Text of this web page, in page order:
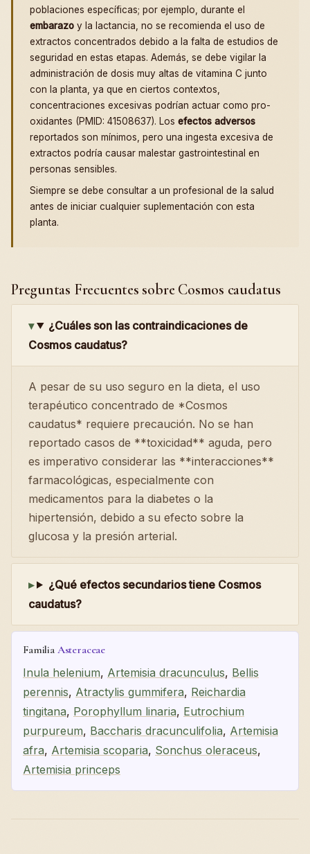
poblaciones específicas; por ejemplo, durante el
embarazo y la lactancia, no se recomienda el uso de
extractos concentrados debido a la falta de estudios de
seguridad en estas etapas. Además, se debe vigilar la
administración de dosis muy altas de vitamina C junto
con la planta, ya que en ciertos contextos,
concentraciones excesivas podrían actuar como pro-
oxidantes (PMID: 41508637). Los efectos adversos
reportados son mínimos, pero una ingesta excesiva de
extractos podría causar malestar gastrointestinal en
personas sensibles.
Siempre se debe consultar a un profesional de la salud
antes de iniciar cualquier suplementación con esta
planta.
Preguntas Frecuentes sobre Cosmos caudatus
¿Cuáles son las contraindicaciones de
Cosmos caudatus?
A pesar de su uso seguro en la dieta, el uso
terapéutico concentrado de *Cosmos
caudatus* requiere precaución. No se han
reportado casos de **toxicidad** aguda, pero
es imperativo considerar las **interacciones**
farmacológicas, especialmente con
medicamentos para la diabetes o la
hipertensión, debido a su efecto sobre la
glucosa y la presión arterial.
¿Qué efectos secundarios tiene Cosmos
caudatus?
Familia Asteraceae
Inula helenium, Artemisia dracunculus, Bellis
perennis, Atractylis gummifera, Reichardia
tingitana, Porophyllum linaria, Eutrochium
purpureum, Baccharis dracunculifolia, Artemisia
afra, Artemisia scoparia, Sonchus oleraceus,
Artemisia princeps